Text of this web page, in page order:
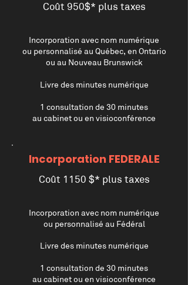
Coût 950$* plus taxes
Incorporation avec nom numérique
ou personnalisé au Québec, en Ontario
ou au Nouveau Brunswick
Livre des minutes numérique
1 consultation de 30 minutes
au cabinet ou en visioconférence
Incorporation FEDERALE
Coût 1150 $* plus taxes
Incorporation avec nom numérique
ou personnalisé au Fédéral
Livre des minutes numérique
1 consultation de 30 minutes
au cabinet ou en visioconférence